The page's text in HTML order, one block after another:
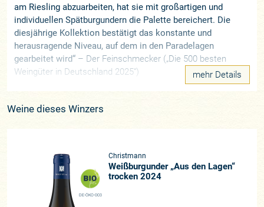
am Riesling abzuarbeiten, hat sie mit großartigen und
individuellen Spätburgundern die Palette bereichert. Die
diesjährige Kollektion bestätigt das konstante und
herausragende Niveau, auf dem in den Paradelagen
gearbeitet wird“ – Der Feinschmecker („Die 500 besten
Weingüter in Deutschland 2025“)
dass in der Konzentration auf das Wesentliche die Chance
vergrößern, sondern zu verkleinern.“– Vinum Weinguide
„Erneut eine famose Kollektion.“
mehr Details
Weine dieses Winzers
DE-ÖKO-003
Christmann
Weißburgunder „Aus den Lagen“
trocken 2024